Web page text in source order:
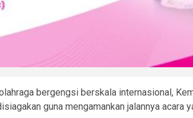
bergengsi berskala internasional,
guna mengamankan jalannya acara